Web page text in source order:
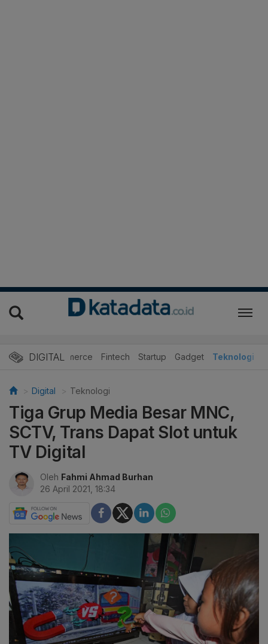
DIGITAL
E-Commerce Fintech Startup Gadget Teknologi
Digital Teknologi
Tiga Grup Media Besar MNC,
SCTV, Trans Dapat Slot untuk
TV Digital
Oleh Fahmi Ahmad Burhan
26 April 2021, 18:34